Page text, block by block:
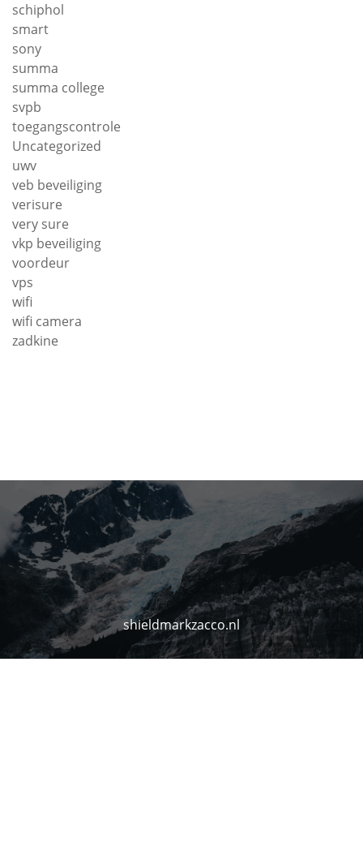
schiphol
smart
sony
summa
summa college
svpb
toegangscontrole
Uncategorized
uwv
veb beveiliging
verisure
very sure
vkp beveiliging
voordeur
vps
wifi
wifi camera
zadkine
shieldmarkzacco.nl